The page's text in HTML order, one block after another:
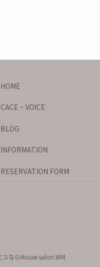
HOME
CACE・VOICE
BLOG
INFORMATION
RESERVATION FORM
ならHouse salon.WM.